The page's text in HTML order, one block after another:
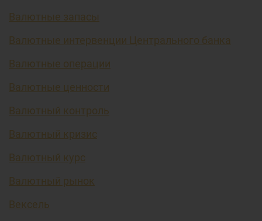
Валютные запасы
Валютные интервенции Центрального банка
Валютные операции
Валютные ценности
Валютный контроль
Валютный кризис
Валютный курс
Валютный рынок
Вексель